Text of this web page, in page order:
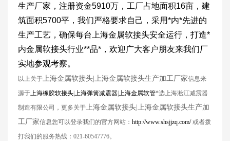
生产厂家，注册资金5910万，工厂占地面积16亩，建
筑面积5700平，我们严格要求自己，采用*内*先进的
生产工艺，确保每台上海金属软接头安全运行，打造*
内金属软接头行业**品*，欢迎广大客户朋友来我们厂
实地参观考察。
以上关于上海金属软接头|上海金属软接头生产加工厂家信息来
源于上海橡胶软接头上海弹簧减震器上海金属软管*选上海淞江减震器
制造有限公司，更多关于上海金属软接头|上海金属软接头生产加
工厂家信息您可以登录我们的官方网站： http://www.shsjjzq.com/或者拨
打我们的服务热线：021-60547776。